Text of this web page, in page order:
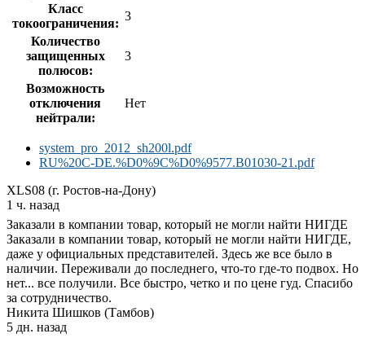
Класс
токоограничения:
3
Количество
защищенных
полюсов:
3
Возможность
отключения
нейтрали:
Нет
system_pro_2012_sh200l.pdf
RU%20C-DE.%D0%9C%D0%9577.B01030-21.pdf
XLS08 (г. Ростов-на-Дону)
1 ч. назад
Заказали в компании товар, который не могли найти НИГДЕ
Заказали в компании товар, который не могли найти НИГДЕ,
даже у официальных представителей. Здесь же все было в
наличии. Переживали до последнего, что-то где-то подвох. Но
нет... все получили. Все быстро, четко и по цене гуд. Спасибо
за сотрудничество.
Никита Шишков (Тамбов)
5 дн. назад